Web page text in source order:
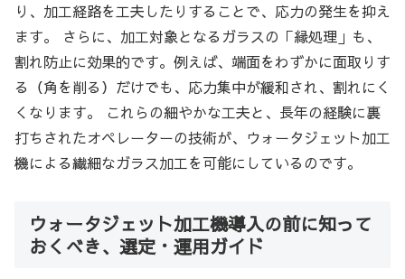
り、加工経路を工夫したりすることで、応力の発生を抑え
ます。 さらに、加工対象となるガラスの「縁処理」も、
割れ防止に効果的です。例えば、端面をわずかに面取りす
る（角を削る）だけでも、応力集中が緩和され、割れにく
くなります。 これらの細やかな工夫と、長年の経験に裏
打ちされたオペレーターの技術が、ウォータジェット加工
機による繊細なガラス加工を可能にしているのです。
ウォータジェット加工機導入の前に知って
おくべき、選定・運用ガイド